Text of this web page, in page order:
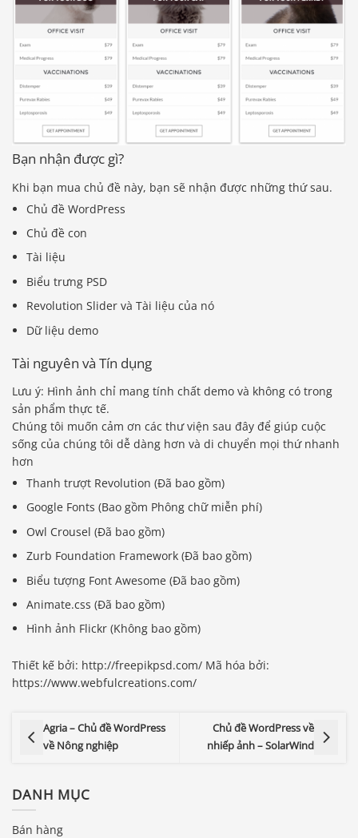
Bạn nhận được gì?
Khi bạn mua chủ đề này, bạn sẽ nhận được những thứ sau.
Chủ đề WordPress
Chủ đề con
Tài liệu
Biểu trưng PSD
Revolution Slider và Tài liệu của nó
Dữ liệu demo
Tài nguyên và Tín dụng
Lưu ý: Hình ảnh chỉ mang tính chất demo và không có trong
sản phẩm thực tế.
Chúng tôi muốn cảm ơn các thư viện sau đây để giúp cuộc
sống của chúng tôi dễ dàng hơn và di chuyển mọi thứ nhanh
hơn
Thanh trượt Revolution (Đã bao gồm)
Google Fonts (Bao gồm Phông chữ miễn phí)
Owl Crousel (Đã bao gồm)
Zurb Foundation Framework (Đã bao gồm)
Biểu tượng Font Awesome (Đã bao gồm)
Animate.css (Đã bao gồm)
Hình ảnh Flickr (Không bao gồm)
Thiết kế bởi: http://freepikpsd.com/ Mã hóa bởi:
https://www.webfulcreations.com/
Agria – Chủ đề WordPress
về Nông nghiệp
Chủ đề WordPress về
nhiếp ảnh – SolarWind
DANH MỤC
Bán hàng